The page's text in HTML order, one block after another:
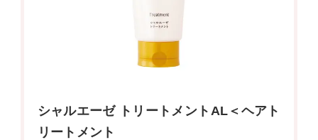
シャルエーゼ トリートメントAL＜ヘアト
リートメント